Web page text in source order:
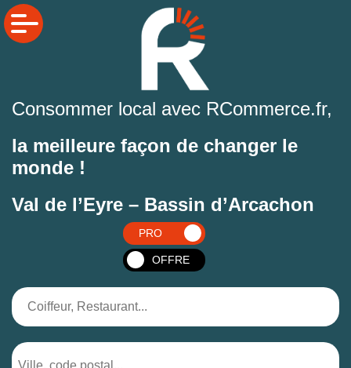
Consommer local avec RCommerce.fr,
la meilleure façon de changer le
monde !
Val de l’Eyre – Bassin d’Arcachon
PRO
OFFRE